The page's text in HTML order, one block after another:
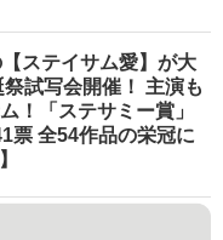
【ステイサム愛】が大
試写会開催！ 主演も
！「ステサミー賞」
票 全54作品の栄冠に